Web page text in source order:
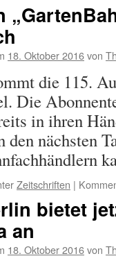
18. Oktober 2016von
die 115.
Die
in ihren
den nächsten
Zeitschriften |
bietet
an
18. Oktober 2016von